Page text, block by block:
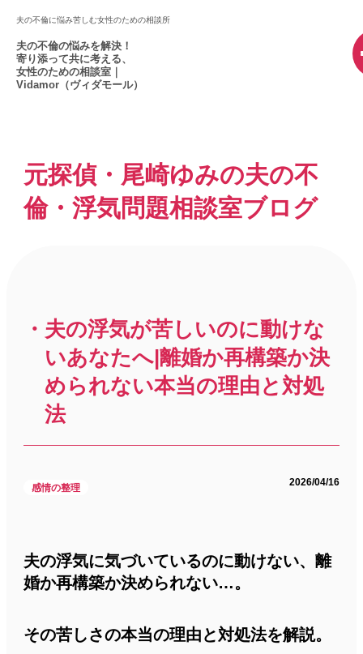
夫の不倫に悩み苦しむ女性のための相談所
夫の不倫の悩みを解決！
寄り添って共に考える、
女性のための相談室｜
Vidamor（ヴィダモール）
元探偵・尾崎ゆみの夫の不
倫・浮気問題相談室ブログ
夫の浮気が苦しいのに動けな
いあなたへ|離婚か再構築か決
められない本当の理由と対処
法
感情の整理 2026/04/16
夫の浮気に気づいているのに動けない、離
婚か再構築か決められない…。
その苦しさの本当の理由と対処法を解説。